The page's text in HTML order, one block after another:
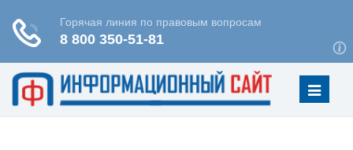
Меню